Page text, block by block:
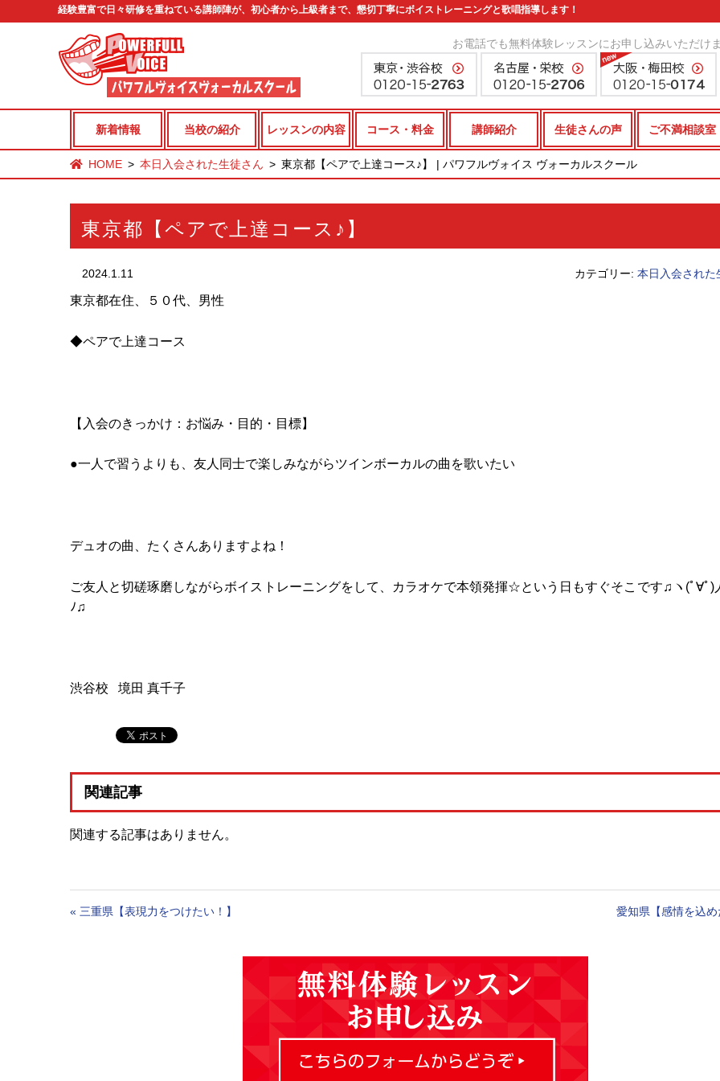
経験豊富で日々研修を重ねている講師陣が、初心者から上級者まで、懇切丁寧にボイストレーニングと歌唱指導します！
お電話でも無料体験レッスンにお申し込みいただけ
新着情報 当校の紹介 レッスンの内容 コース・料金 講師紹介 生徒さんの声 ご不満相談室
HOME 本日入会された生徒さん 東京都【ペアで上達コース♪】 | パワフルヴォイス ヴォーカルスクール
東京都【ペアで上達コース♪】
2024.1.11 カテゴリー: 本日入会された
東京都在住、５０代、男性
◆ペアで上達コース
【入会のきっかけ：お悩み・目的・目標】
●一人で習うよりも、友人同士で楽しみながらツインボーカルの曲を歌いたい
デュオの曲、たくさんありますよね！
ご友人と切磋琢磨しながらボイストレーニングをして、カラオケで本領発揮☆という日もすぐそこです♫ヽ(ﾟ∀ﾟ
ﾉ♫
渋谷校 境田 真千子
関連記事
関連する記事はありません。
« 三重県【表現力をつけたい！】 愛知県【感情を込